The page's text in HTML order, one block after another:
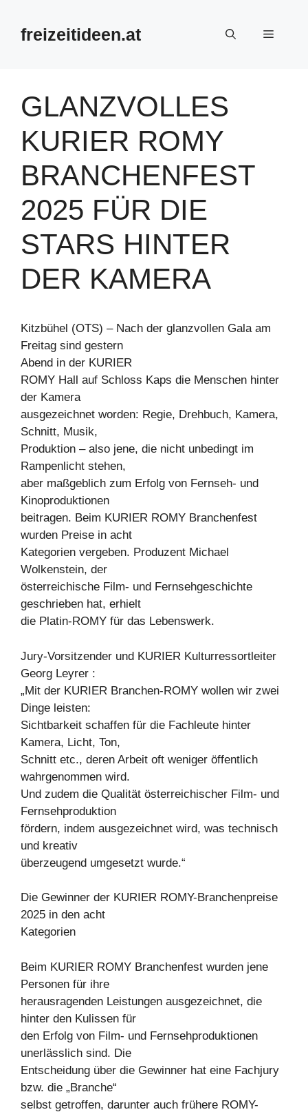
Inhalt
springenfreizeitideen.at Menü
GLANZVOLLES
KURIER ROMY
BRANCHENFEST
2025 FÜR DIE
STARS HINTER
DER KAMERA
Kitzbühel (OTS) – Nach der glanzvollen Gala am
Freitag sind gestern
Abend in der KURIER
ROMY Hall auf Schloss Kaps die Menschen hinter
der Kamera
ausgezeichnet worden: Regie, Drehbuch, Kamera,
Schnitt, Musik,
Produktion – also jene, die nicht unbedingt im
Rampenlicht stehen,
aber maßgeblich zum Erfolg von Fernseh- und
Kinoproduktionen
beitragen. Beim KURIER ROMY Branchenfest
wurden Preise in acht
Kategorien vergeben. Produzent Michael
Wolkenstein, der
österreichische Film- und Fernsehgeschichte
geschrieben hat, erhielt
die Platin-ROMY für das Lebenswerk.
Jury-Vorsitzender und KURIER Kulturressortleiter
Georg Leyrer :
„Mit der KURIER Branchen-ROMY wollen wir zwei
Dinge leisten:
Sichtbarkeit schaffen für die Fachleute hinter
Kamera, Licht, Ton,
Schnitt etc., deren Arbeit oft weniger öffentlich
wahrgenommen wird.
Und zudem die Qualität österreichischer Film- und
Fernsehproduktion
fördern, indem ausgezeichnet wird, was technisch
und kreativ
überzeugend umgesetzt wurde.“
Die Gewinner der KURIER ROMY-Branchenpreise
2025 in den acht
Kategorien
Beim KURIER ROMY Branchenfest wurden jene
Personen für ihre
herausragenden Leistungen ausgezeichnet, die
hinter den Kulissen für
den Erfolg von Film- und Fernsehproduktionen
unerlässlich sind. Die
Entscheidung über die Gewinner hat eine Fachjury
bzw. die „Branche“
selbst getroffen, darunter auch frühere ROMY-